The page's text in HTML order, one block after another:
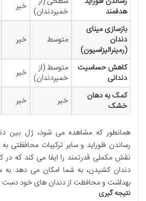
هدفمند
خمیردندان) خیر
بازسازی مینای
دندان
(رمینرالیزاسیون)
متوسط خیر
کاهش حساسیت
دندانی
متوسط (از
خمیردندان) خیر
کمک به دهان
خشک
خیر خیر
همانطور که مشاهده می شود، ژل بین
رساندن فلوراید و سایر ترکیبات محافظتی
نقش مکملی قدرتمند را ایفا می کند که
دندان کشیدن، به شما امکان می دهد به
بهداشت و محافظت از دندان های خود دست
نتیجه گیری